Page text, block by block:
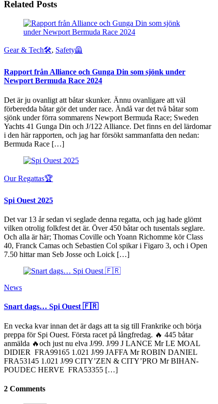
Related Posts
Gear & Tech🛠, Safety🦺
Rapport från Alliance och Gunga Din som sjönk under
Newport Bermuda Race 2024
Det är ju ovanligt att båtar skunker. Ännu ovanligare att väl
förberedda båtar gör det under race. Ändå var det två båtar som
sjönk under förra sommarens Newport Bermuda Race; Sweden
Yachts 41 Gunga Din och J/122 Alliance. Det finns en del lärdomar
i den här rapporten, och jag har försökt sammanfatta den nedan:
Bermuda Race […]
Our Regattas🏆
Spi Ouest 2025
Det var 13 år sedan vi seglade denna regatta, och jag hade glömt
vilken otrolig folkfest det är. Över 450 båtar och tusentals seglare.
Och alla är här; Thomas Coville och Yoann Richomme kör Class
40, Franck Camas och Sebastien Col spikar i Figaro 3, och i Open
7.50 hittar man Seb Josse och Loick […]
News
Snart dags… Spi Ouest 🇫🇷
En vecka kvar innan det är dags att ta sig till Frankrike och börja
preppa för Spi Ouest. Första racet på långfredag. 🔥 445 båtar
anmälda 🔥och just nu elva J/99. J/99 J LANCE Mr LE MOAL
DIDIER FRA99165 1.021 J/99 JAFFA Mr ROBIN DANIEL
FRA53145 1.021 J/99 CITY’ZEN & CITY’PRO Mr BIHAN-
POUDEC HERVE FRA53355 […]
2 Comments